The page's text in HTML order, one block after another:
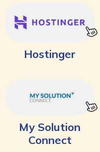
Hostinger
My Solution
Connect